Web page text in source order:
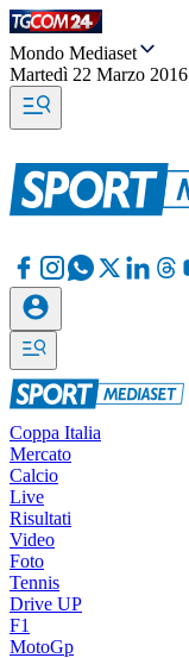
Mondo Mediaset
Martedì 22 Marzo 2016
Coppa Italia
Mercato
Calcio
Live
Risultati
Video
Foto
Tennis
Drive UP
F1
MotoGp